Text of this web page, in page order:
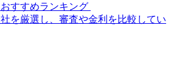
すすめランキング
を厳選し、審査や金利を比較してい